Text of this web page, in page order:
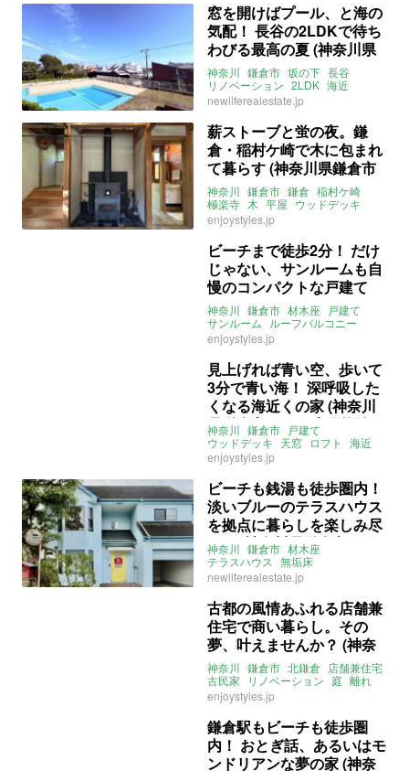
窓を開けばプール、と海の
気配！ 長谷の2LDKで待ち
わびる最高の夏 (神奈川県
鎌倉市54㎡の賃貸物件)
神奈川 鎌倉市 坂の下 長谷
リノベーション 2LDK 海近
プール バルコニー
二人暮らし 賃貸
newliferealestate.jp
薪ストーブと蛍の夜。鎌
倉・稲村ケ崎で木に包まれ
て暮らす (神奈川県鎌倉市
119㎡の売買物件)
神奈川 鎌倉市 鎌倉 稲村ケ崎
極楽寺 木 平屋 ウッドデッキ
二世帯住宅 薪ストーブ
アウトドア 自然
ENJOYSTYLE 売買
enjoystyles.jp
ビーチまで徒歩2分！ だけ
じゃない、サンルームも自
慢のコンパクトな戸建て
(神奈川県鎌倉市72㎡の売
買物件)
神奈川 鎌倉市 材木座 戸建て
サンルーム ルーフバルコニー
ロフト 1LDK
売買
enjoystyles.jp
見上げれば青い空、歩いて
3分で青い海！ 深呼吸した
くなる海近くの家 (神奈川
県鎌倉市86㎡の売買物件)
神奈川 鎌倉市 戸建て
ウッドデッキ 天窓 ロフト
海近
2SLDK SOHO可
enjoystyles.jp
ビーチも銭湯も徒歩圏内！
淡いブルーのテラスハウス
を拠点に暮らしを楽しみ尽
くす (神奈川県鎌倉市78㎡
の賃貸物件)
神奈川 鎌倉市 材木座
テラスハウス 無垢床
ベイウィンドウ
海近
newliferealestate.jp
古都の風情あふれる店舗兼
住宅で商い暮らし。その
夢、叶えませんか？ (神奈
川県鎌倉市115㎡の売買物
件)
神奈川 鎌倉市 北鎌倉 店舗兼住宅
古民家
リノベーション 庭 離れ
売買
enjoystyles.jp
鎌倉駅もビーチも徒歩圏
内！ おとぎ話、あるいはモ
ンドリアンな夢の家 (神奈